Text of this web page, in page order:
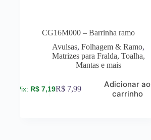
CG16M000 – Barrinha ramo
Avulsas,Folhagem & Ramo,
Matrizes para Fralda, Toalha,
Mantas e mais
R$ 7,19R$ 7,99
Adicionar ao
carrinho